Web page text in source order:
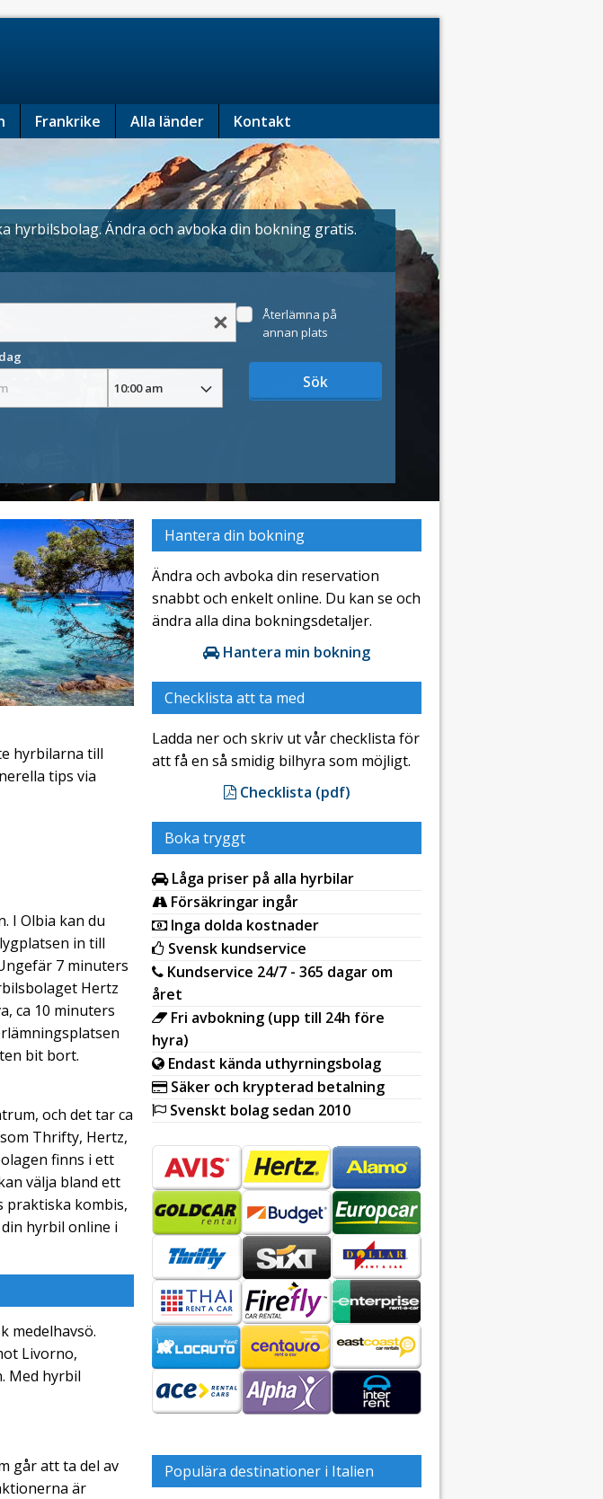
Frankrike Alla länder Kontakt
hyrbilsbolag. Ändra och avboka din bokning gratis.
Återlämna på
annan plats
Sök
hyrbilarna till
tips via
I Olbia kan du
in till
7 minuters
Hertz
ca 10 minuters
bit bort.
och det tar ca
Thrifty, Hertz,
finns i ett
välja bland ett
praktiska kombis,
hyrbil online i
medelhavsö.
Livorno,
Med hyrbil
går att ta del av
är
Hantera din bokning
Ändra och avboka din reservation
snabbt och enkelt online. Du kan se och
ändra alla dina bokningsdetaljer.
Hantera min bokning
Checklista att ta med
Ladda ner och skriv ut vår checklista för
att få en så smidig bilhyra som möjligt.
Checklista (pdf)
Boka tryggt
Låga priser på alla hyrbilar
Försäkringar ingår
Inga dolda kostnader
Svensk kundservice
Kundservice 24/7 - 365 dagar om
året
Fri avbokning (upp till 24h före
hyra)
Endast kända uthyrningsbolag
Säker och krypterad betalning
Svenskt bolag sedan 2010
Populära destinationer i Italien